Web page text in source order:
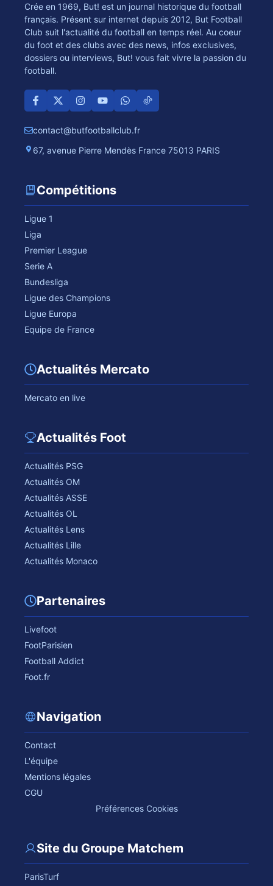
Crée en 1969, But! est un journal historique du football
français. Présent sur internet depuis 2012, But Football
Club suit l'actualité du football en temps réel. Au coeur
du foot et des clubs avec des news, infos exclusives,
dossiers ou interviews, But! vous fait vivre la passion du
football.
contact@butfootballclub.fr
67, avenue Pierre Mendès France 75013 PARIS
Compétitions
Ligue 1
Liga
Premier League
Serie A
Bundesliga
Ligue des Champions
Ligue Europa
Equipe de France
Actualités Mercato
Mercato en live
Actualités Foot
Actualités PSG
Actualités OM
Actualités ASSE
Actualités OL
Actualités Lens
Actualités Lille
Actualités Monaco
Partenaires
Livefoot
FootParisien
Football Addict
Foot.fr
Navigation
Contact
L'équipe
Mentions légales
CGU
Préférences Cookies
Site du Groupe Matchem
ParisTurf